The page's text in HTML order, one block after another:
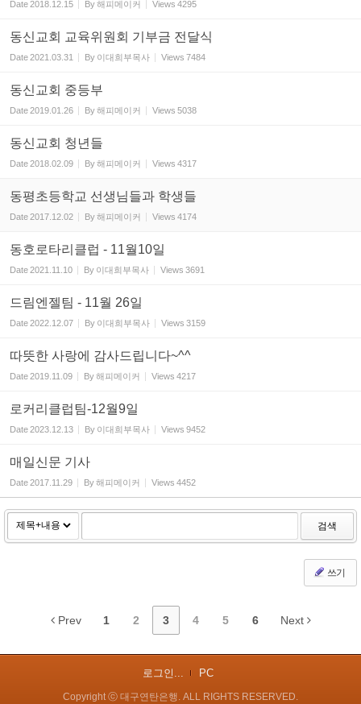
Date2018.12.15 By해피메이커 Views 4295
동신교회 교육위원회 기부금 전달식
Date2021.03.31 By 이대희부목사 Views 7484
동신교회 중등부
Date2019.01.26 By해피메이커 Views 5038
동신교회 청년들
Date2018.02.09 By해피메이커 Views 4317
동평초등학교 선생님들과 학생들
Date2017.12.02 By해피메이커 Views 4174
동호로타리클럽 - 11월10일
Date2021.11.10 By 이대희부목사 Views 3691
드림엔젤팀 - 11월 26일
Date2022.12.07 By 이대희부목사 Views 3159
따뜻한 사랑에 감사드립니다~^^
Date2019.11.09 By해피메이커 Views 4217
로커리클럽팀-12월9일
Date2023.12.13 By 이대희부목사 Views 9452
매일신문 기사
Date2017.11.29 By해피메이커 Views 4452
검색
쓰기
Prev 1 2 3 4 5 6 Next
로그인... PC
Copyright ⓒ 대구연탄은행. ALL RIGHTS RESERVED.